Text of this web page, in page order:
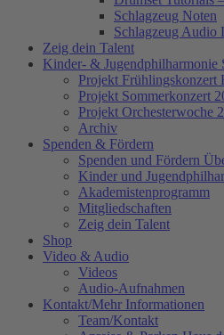
Schlagzeug Noten
Schlagzeug Audio
Zeig dein Talent
Kinder- & Jugendphilharmonie
Projekt Frühlingskonzert
Projekt Sommerkonzert
Projekt Orchesterwoche
Archiv
Spenden & Fördern
Spenden und Fördern
Kinder und
Akademistenprogramm
Mitgliedschaften
Zeig dein Talent
Shop
Video & Audio
Videos
Audio-Aufnahmen
Kontakt/Mehr Informationen
Team/Kontakt